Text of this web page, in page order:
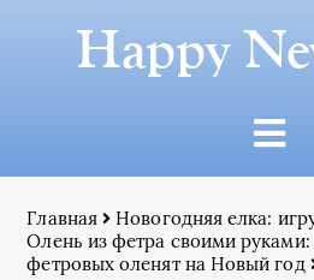
Happy
Главная
Новогодняя елка:
Олень из фетра своими руками:
фетровых оленят на Новый год